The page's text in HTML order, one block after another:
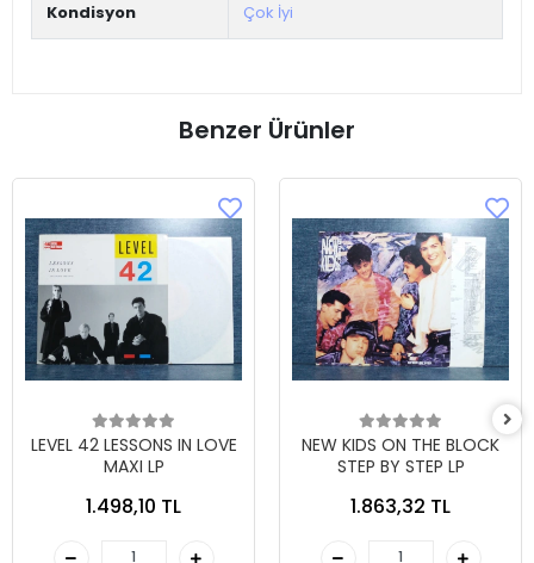
Kondisyon Çok İyi
Benzer Ürünler
LEVEL 42 LESSONS IN LOVE
MAXI LP
1.498,10 TL
NEW KIDS ON THE BLOCK
STEP BY STEP LP
1.863,32 TL